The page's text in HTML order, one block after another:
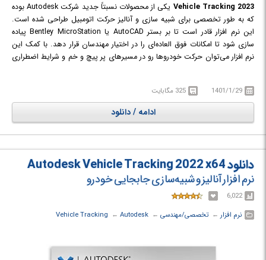
Vehicle Tracking 2023
یکی از محصولات نسبتاً جدید شرکت Autodesk بوده
که به طور تخصصی برای شبیه سازی و آنالیز حرکت اتومبیل طراحی شده است.
این نرم افزار قادر است تا بر بستر AutoCAD یا Bentley MicroStation پیاده
سازی شود تا امکانات فوق العاده‌ای را در اختیار مهندسان قرار دهد. با کمک این
نرم افزار می‌توان حرکت خودروها رو در مسیرهای پر پیچ و خم و شرایط اضطراری
تجاری بزرگ کند؛ همچنین می‌توان شرایط بحرانی را تحلیل نمود و اقدامات
خاصی را برای لحظه‌های خاص برنامه ریزی کرد.
1401/1/29 325 مگابایت
ادامه / دانلود
دانلود Autodesk Vehicle Tracking 2022 x64
نرم افزار آنالیز و شبیه‌سازی جابجایی خودرو
6,022
نرم افزار ← ‏تخصصی/مهندسی ← ‏
Autodesk
← ‏
Vehicle Tracking